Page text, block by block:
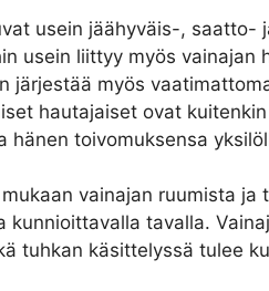
usein jäähyväis-, saatto-
usein liittyy myös vainajan
järjestää myös
hautajaiset ovat
hänen toivomuksensa
mukaan vainajan ruumista ja
kunnioittavalla tavalla.
tuhkan käsittelyssä tulee